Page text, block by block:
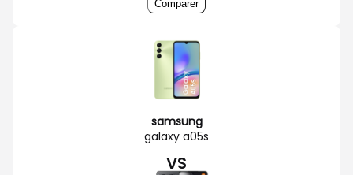
Comparer
samsung
galaxy a05s
VS